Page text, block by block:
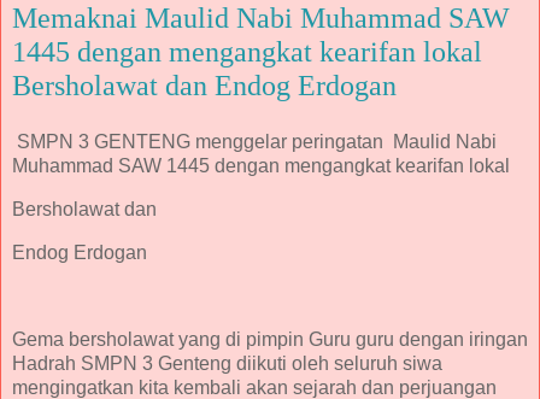
Memaknai Maulid Nabi Muhammad SAW
1445 dengan mengangkat kearifan lokal
Bersholawat dan Endog Erdogan
SMPN 3 GENTENG menggelar peringatan Maulid Nabi
Muhammad SAW 1445 dengan mengangkat kearifan lokal
Bersholawat dan
Endog Erdogan
Gema bersholawat yang di pimpin Guru guru dengan iringan
Hadrah SMPN 3 Genteng diikuti oleh seluruh siwa
mengingatkan kita kembali akan sejarah dan perjuangan